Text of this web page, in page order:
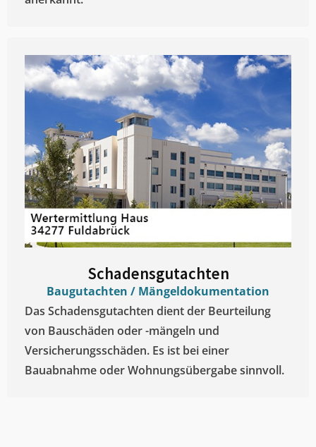
Schadensgutachten
Baugutachten / Mängeldokumentation
Das Schadensgutachten dient der Beurteilung
von Bauschäden oder -mängeln und
Versicherungsschäden. Es ist bei einer
Bauabnahme oder Wohnungsübergabe sinnvoll.